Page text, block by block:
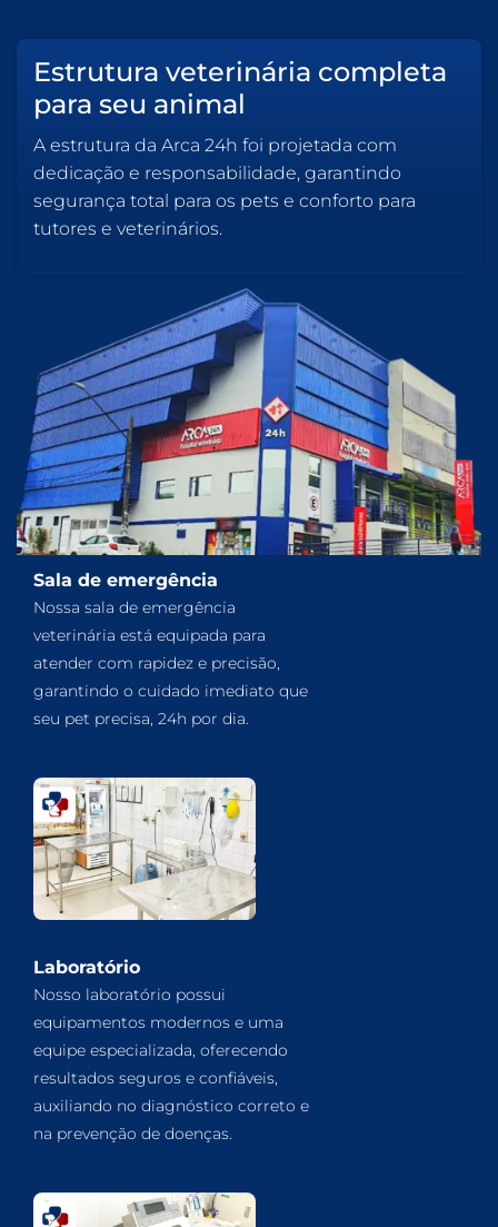
Estrutura veterinária completa
para seu animal
A estrutura da Arca 24h foi projetada com
dedicação e responsabilidade, garantindo
segurança total para os pets e conforto para
tutores e veterinários.
Sala de emergência
Nossa sala de emergência
veterinária está equipada para
atender com rapidez e precisão,
garantindo o cuidado imediato que
seu pet precisa, 24h por dia.
Laboratório
Nosso laboratório possui
equipamentos modernos e uma
equipe especializada, oferecendo
resultados seguros e confiáveis,
auxiliando no diagnóstico correto e
na prevenção de doenças.